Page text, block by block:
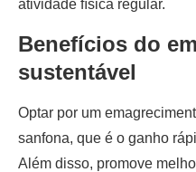
atividade física regular.
Benefícios do
sustentável
Optar por um
sanfona, que é o ganho
Além disso, promove